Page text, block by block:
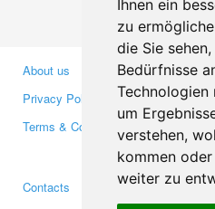
Ihnen ein
zu
die Sie
Bedürfnisse
Technologien
um
verstehen,
kommen
weiter zu
About us
Privacy Policy
Terms & Conditions
Contacts